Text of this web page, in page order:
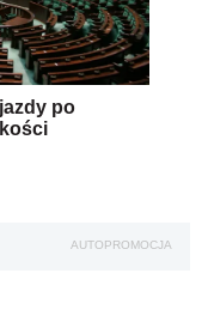
po
AUTOPROMOCJA